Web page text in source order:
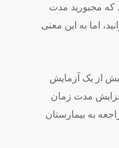
که مجبورید مدت
اما به این معنی
از یک آزمایش
مدت زمان
به بیمارستان